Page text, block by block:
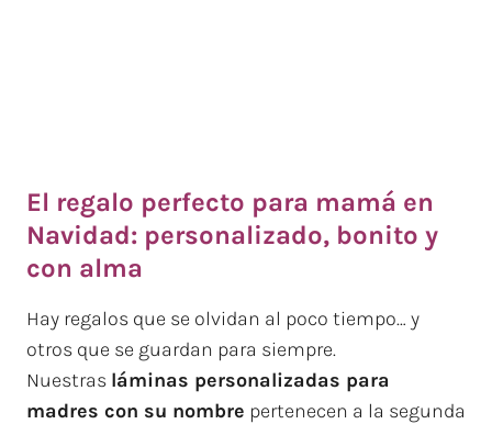
El regalo perfecto para mamá en
Navidad: personalizado, bonito y
con alma
Hay regalos que se olvidan al poco tiempo… y
otros que se guardan para siempre.
Nuestras láminas personalizadas para
madres con su nombre pertenecen a la segunda